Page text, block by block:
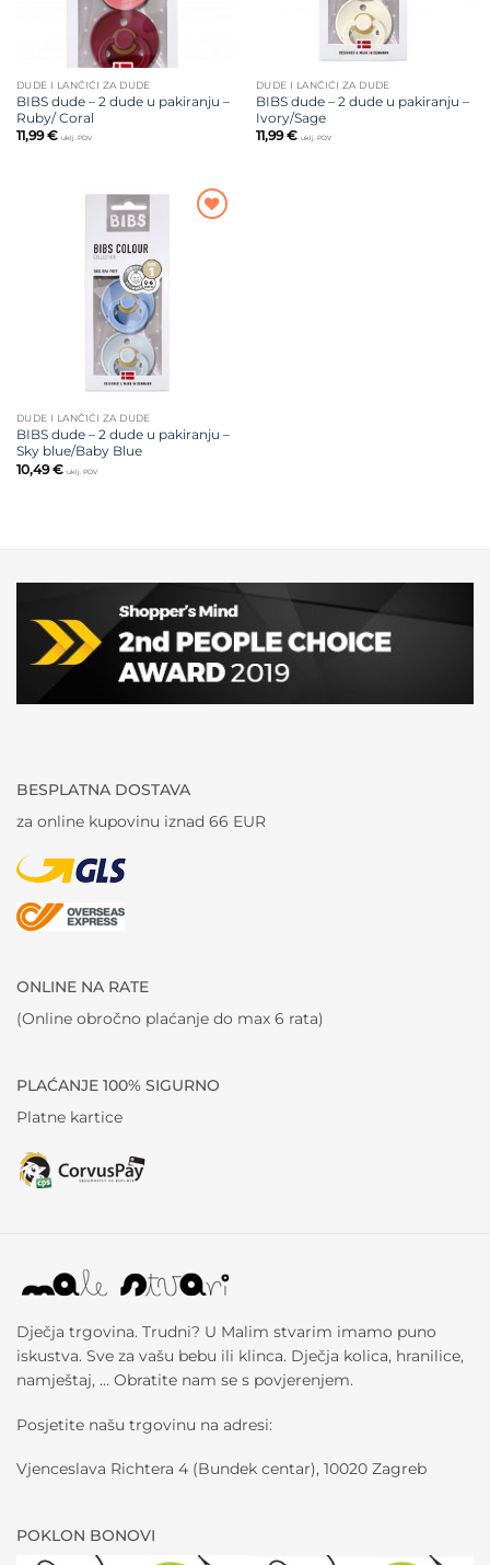
DUDE I LANČIĆI ZA DUDE
BIBS dude – 2 dude u pakiranju –
Ruby/ Coral
11,99€ uklj. PDV
DUDE I LANČIĆI ZA DUDE
BIBS dude – 2 dude u pakiranju –
Ivory/Sage
11,99€ uklj. PDV
DUDE I LANČIĆI ZA DUDE
BIBS dude – 2 dude u pakiranju –
Sky blue/Baby Blue
10,49€ uklj. PDV
BESPLATNA DOSTAVA
za online kupovinu iznad 66 EUR
ONLINE NA RATE
(Online obročno plaćanje do max 6 rata)
PLAĆANJE 100% SIGURNO
Platne kartice
Dječja trgovina. Trudni? U Malim stvarim imamo puno
iskustva. Sve za vašu bebu ili klinca. Dječja kolica, hranilice,
namještaj, … Obratite nam se s povjerenjem.
Posjetite našu trgovinu na adresi:
Vjenceslava Richtera 4 (Bundek centar), 10020 Zagreb
POKLON BONOVI